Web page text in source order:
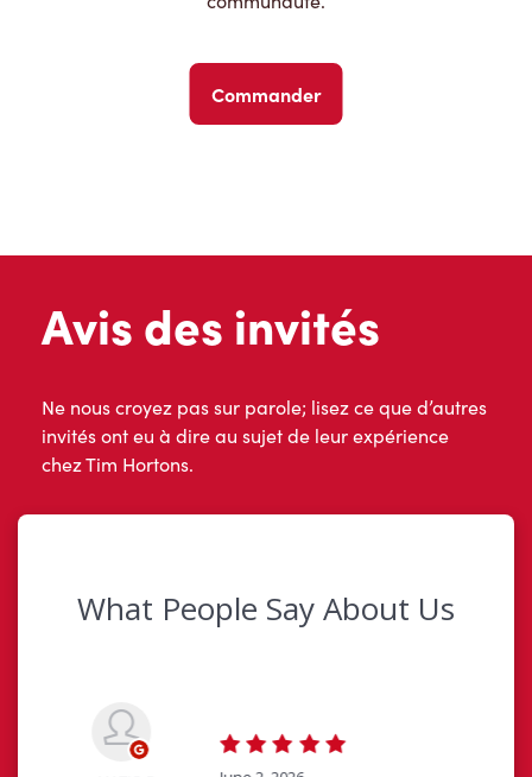
Commander
Avis des invités
Ne nous croyez pas sur parole; lisez ce que d’autres
invités ont eu à dire au sujet de leur expérience
chez Tim Hortons.